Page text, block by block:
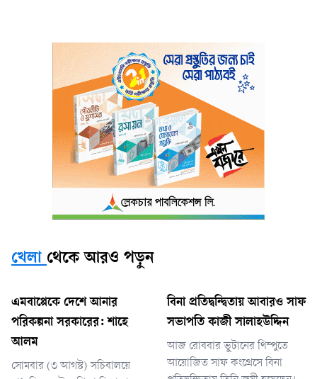
খেলা থেকে আরও পড়ুন
এমবাপ্পেকে দেশে আনার
পরিকল্পনা সরকারের: শাহে
আলম
সোমবার (৩ আগস্ট) সচিবালয়ে
বিনা প্রতিদ্বন্দ্বিতায় আবারও সাফ
সভাপতি কাজী সালাহউদ্দিন
আজ রোববার ভুটানের থিম্পুতে
আয়োজিত সাফ কংগ্রেসে বিনা